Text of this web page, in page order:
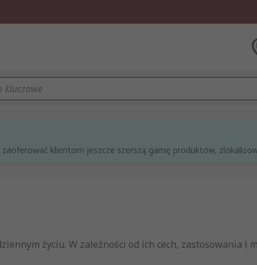
zaoferować klientom jeszcze szerszą gamę produktów,
życiu. W zależności od ich cech, zastosowania i